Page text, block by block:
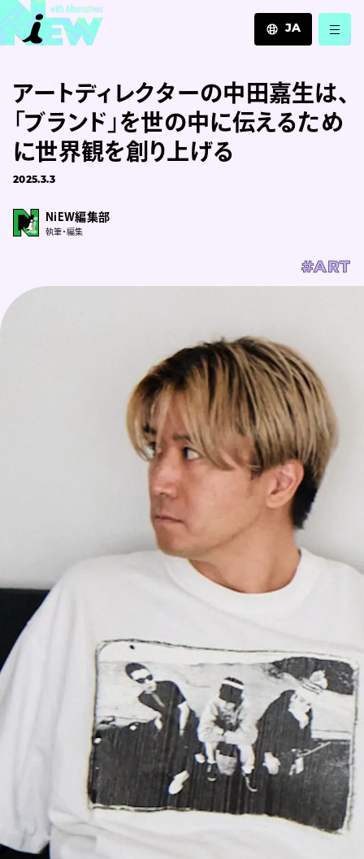
JA
EN
ZH
アートディレクターの中田嘉生は、
「ブランド」を世の中に伝えるため
に世界観を創り上げる
2025.3.3
NiEW編集部
執筆・編集
#ART